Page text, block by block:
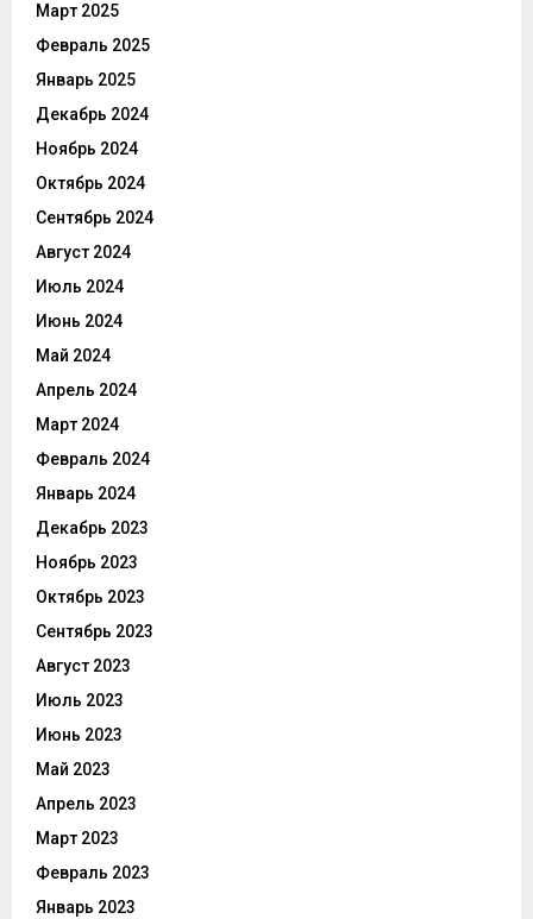
Март 2025
Февраль 2025
Январь 2025
Декабрь 2024
Ноябрь 2024
Октябрь 2024
Сентябрь 2024
Август 2024
Июль 2024
Июнь 2024
Май 2024
Апрель 2024
Март 2024
Февраль 2024
Январь 2024
Декабрь 2023
Ноябрь 2023
Октябрь 2023
Сентябрь 2023
Август 2023
Июль 2023
Июнь 2023
Май 2023
Апрель 2023
Март 2023
Февраль 2023
Январь 2023